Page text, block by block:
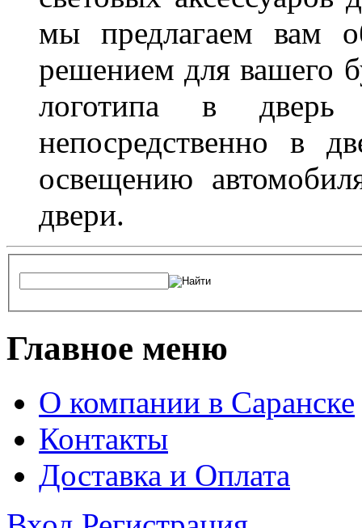
мы предлагаем вам
решением для вашего
логотипа в дверь
непосредственно в
освещению
двери.
Главное меню
О компании в Саранске
Контакты
Доставка и Оплата